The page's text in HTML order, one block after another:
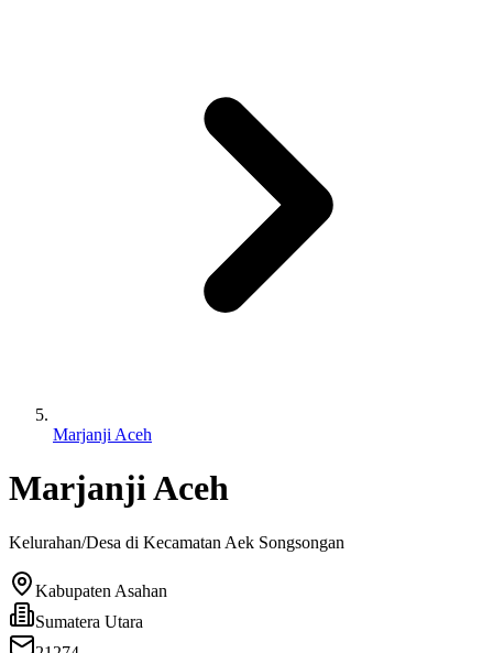
Marjanji Aceh
Marjanji Aceh
Kelurahan/Desa di Kecamatan Aek Songsongan
Kabupaten Asahan
Sumatera Utara